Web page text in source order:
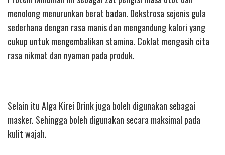
menolong menurunkan berat badan. Dekstrosa sejenis gula
sederhana dengan rasa manis dan mengandung kalori yang
cukup untuk mengembalikan stamina. Coklat mengasih cita
rasa nikmat dan nyaman pada produk.
Selain itu Alga Kirei Drink juga boleh digunakan sebagai
masker. Sehingga boleh digunakan secara maksimal pada
kulit wajah.